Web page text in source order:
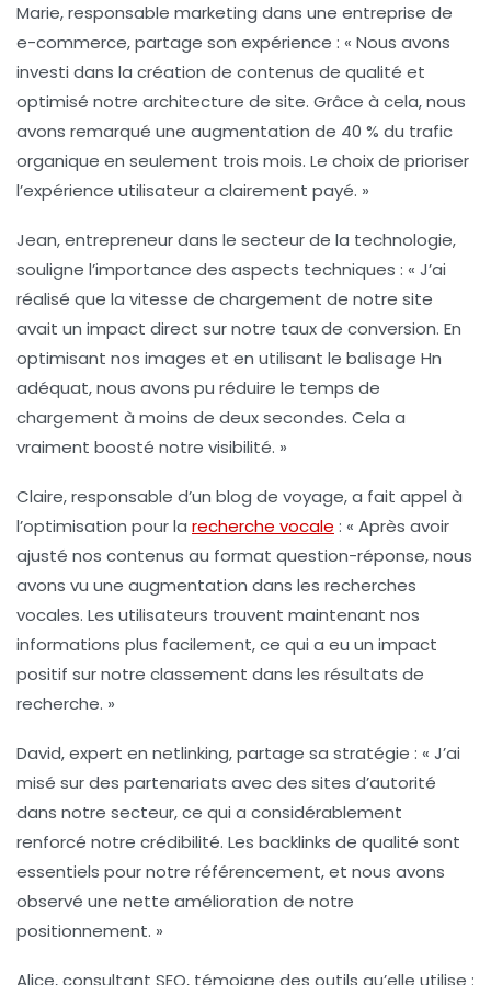
Marie, responsable marketing dans une entreprise de
e-commerce, partage son expérience : « Nous avons
investi dans la création de contenus de qualité et
optimisé notre architecture de site. Grâce à cela, nous
avons remarqué une augmentation de 40 % du trafic
organique en seulement trois mois. Le choix de prioriser
l’expérience utilisateura clairement payé. »
Jean, entrepreneur dans le secteur de la technologie,
souligne l’importance des aspects techniques : « J’ai
réalisé que la vitesse de chargement de notre site
avait un impact direct sur notre taux de conversion. En
optimisant nos images et en utilisant le balisage Hn
adéquat, nous avons pu réduire le temps de
chargement à moins de deux secondes. Cela a
vraiment boosté notre visibilité. »
Claire, responsable d’un blog de voyage, a fait appel à
l’optimisation pour la recherche vocale : « Après avoir
ajusté nos contenus au format question-réponse, nous
avons vu une augmentation dans les recherches
vocales. Les utilisateurs trouvent maintenant nos
informations plus facilement, ce qui a eu un impact
positif sur notre classement dans les résultats de
recherche. »
David, expert en netlinking, partage sa stratégie : « J’ai
misé sur des partenariats avec des sites d’autorité
dans notre secteur, ce qui a considérablement
renforcé notre crédibilité. Les backlinks de qualité sont
essentiels pour notre référencement, et nous avons
observé une nette amélioration de notre
positionnement. »
Alice, consultant SEO, témoigne des outils qu’elle utilise :